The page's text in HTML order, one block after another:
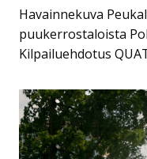
Havainnekuva
puukerrostaloista
Kilpailuehdotus